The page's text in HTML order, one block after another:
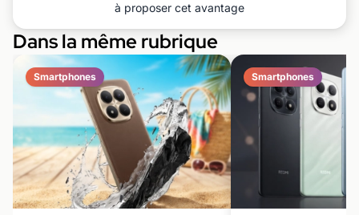
à proposer cet avantage
Dans la même rubrique
Smartphones Smartphones